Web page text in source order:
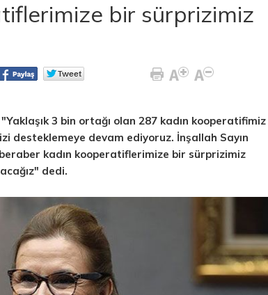
bir sürprizimiz
3 bin ortağı olan 287 kadın kooperatifimiz
desteklemeye devam ediyoruz. İnşallah Sayın
beraber kadın kooperatiflerimize bir sürprizimiz
dedi.